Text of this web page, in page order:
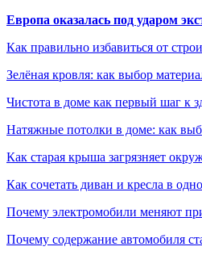
Европа оказалась под ударом
Как правильно избавиться от
Зелёная кровля: как выбор
Чистота в доме как первый шаг к
Натяжные потолки в доме: как
Как старая крыша загрязняет
Как сочетать диван и кресла в
Почему электромобили меняют
Почему содержание автомобиля